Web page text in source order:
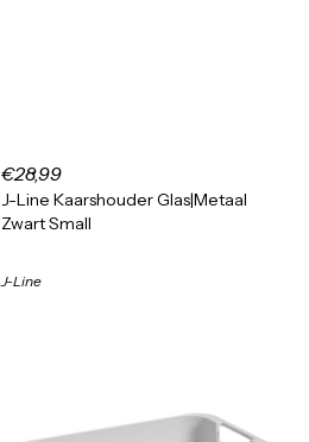
€28,99
J-Line Kaarshouder Glas|Metaal
Zwart Small
J-Line